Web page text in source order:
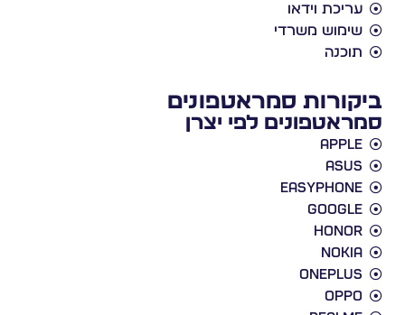
עריכת וידאו
שימוש משרדי
תוכנה
ביקורות סמראטפונים
סמראטפונים לפי יצרן
Apple
Asus
EasyPhone
Google
Honor
Nokia
Oneplus
Oppo